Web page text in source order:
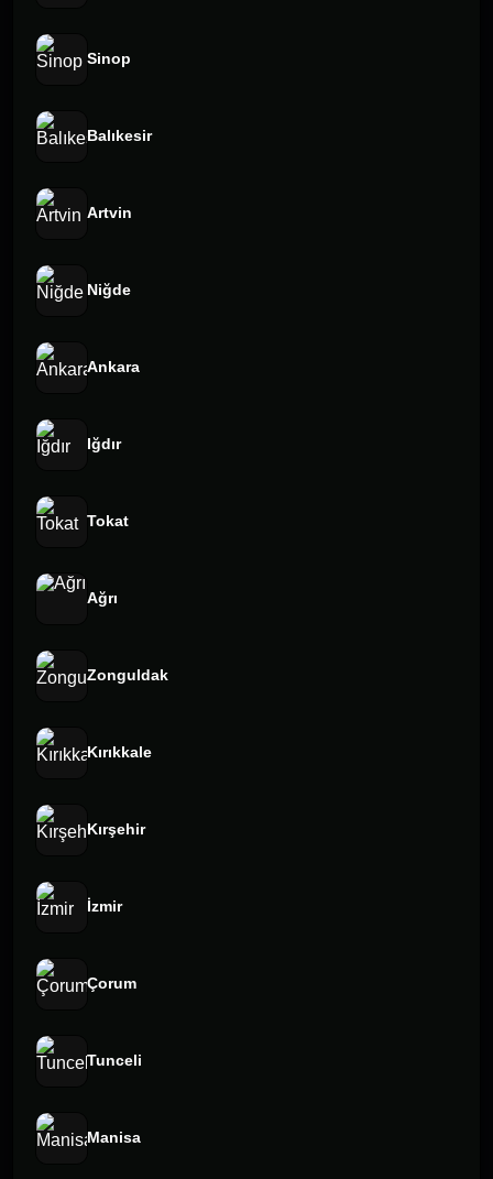
Sinop
Balıkesir
Artvin
Niğde
Ankara
Iğdır
Tokat
Ağrı
Zonguldak
Kırıkkale
Kırşehir
İzmir
Çorum
Tunceli
Manisa